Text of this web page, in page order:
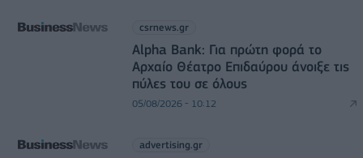
csrnews.gr
Alpha Bank: Για πρώτη φορά το
Αρχαίο Θέατρο Επιδαύρου άνοιξε τις
πύλες του σε όλους
05/08/2026 - 10:12
advertising.gr